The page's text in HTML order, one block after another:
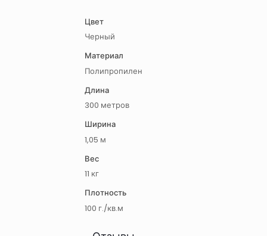
Цвет
Черный
Материал
Полипропилен
Длина
300 метров
Ширина
1,05 м
Вес
11 кг
Плотность
100 г./кв.м